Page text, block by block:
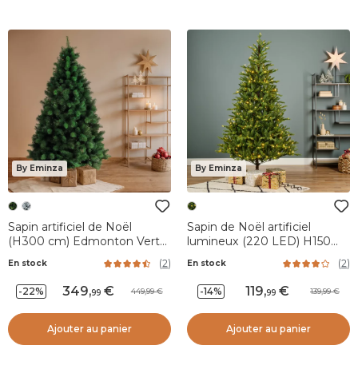
By Eminza
Sapin artificiel de Noël
(H300 cm) Edmonton Vert
En stock (2)
-22% 349,99 449,99
Ajouter au panier
By Eminza
Sapin de Noël artificiel
lumineux (220 LED) H150
En stock (2)
-14% 119,99 139,99
Ajouter au panier